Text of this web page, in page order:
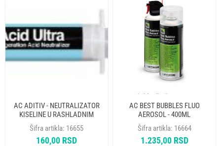
AC ADITIV - NEUTRALIZATOR
KISELINE U RASHLADNIM
SISTEMIMA TR1175.AL.01.S2
ERRECOM
Šifra artikla: 16655
160,00 RSD
AC BEST BUBBLES FLUO
AEROSOL - 400ML
AB1251.N.01. ERRECOM
Šifra artikla: 16664
1.235,00 RSD